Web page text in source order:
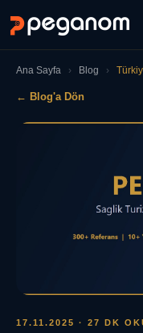
Ana Sayfa › Blog ›
← Blog'a Dön
17.11.2025 · 27 DK